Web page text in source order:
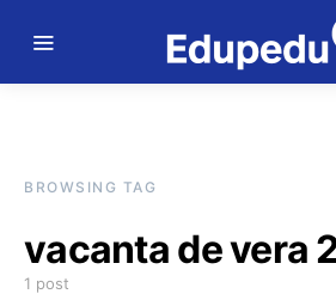
BROWSING TAG
vacanta de vera
1 post